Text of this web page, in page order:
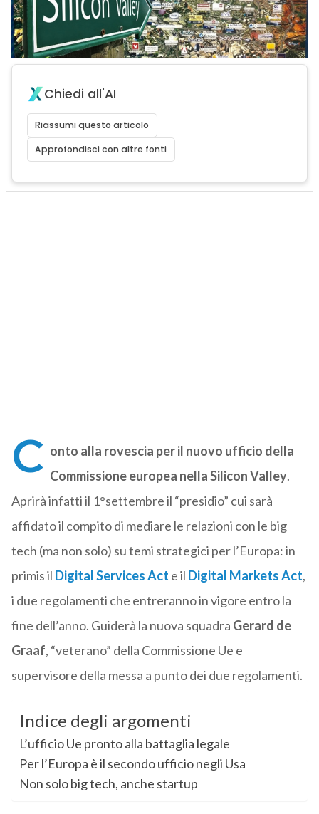
Chiedi all'AI
Riassumi questo articolo
Approfondisci con altre fonti
C onto alla rovescia per il nuovo ufficio della
Commissione europea nella Silicon Valley.
Aprirà infatti il 1°settembre il “presidio” cui sarà
affidato il compito di mediare le relazioni con le big
tech (ma non solo) su temi strategici per l’Europa: in
primis il Digital Services Act e il Digital Markets Act,
i due regolamenti che entreranno in vigore entro la
fine dell’anno. Guiderà la nuova squadra Gerard de
Graaf, “veterano” della Commissione Ue e
supervisore della messa a punto dei due regolamenti.
Indice degli argomenti
L’ufficio Ue pronto alla battaglia legale
Per l’Europa è il secondo ufficio negli Usa
Non solo big tech, anche startup